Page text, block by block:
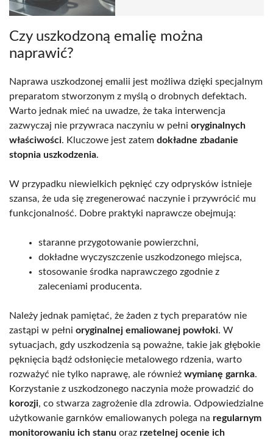
Czy uszkodzoną emalię można
naprawić?
Naprawa uszkodzonej emalii jest możliwa dzięki specjalnym
preparatom stworzonym z myślą o drobnych defektach.
Warto jednak mieć na uwadze, że taka interwencja
zazwyczaj nie przywraca naczyniu w pełni oryginalnych
właściwości. Kluczowe jest zatem dokładne zbadanie
stopnia uszkodzenia.
W przypadku niewielkich pęknięć czy odprysków istnieje
szansa, że uda się zregenerować naczynie i przywrócić mu
funkcjonalność. Dobre praktyki naprawcze obejmują:
staranne przygotowanie powierzchni,
dokładne wyczyszczenie uszkodzonego miejsca,
stosowanie środka naprawczego zgodnie z
zaleceniami producenta.
Należy jednak pamiętać, że żaden z tych preparatów nie
zastąpi w pełni oryginalnej emaliowanej powłoki. W
sytuacjach, gdy uszkodzenia są poważne, takie jak głębokie
pęknięcia bądź odsłonięcie metalowego rdzenia, warto
rozważyć nie tylko naprawę, ale również wymianę garnka.
Korzystanie z uszkodzonego naczynia może prowadzić do
korozji, co stwarza zagrożenie dla zdrowia. Odpowiedzialne
użytkowanie garnków emaliowanych polega na regularnym
monitorowaniu ich stanu oraz rzetelnej ocenie ich